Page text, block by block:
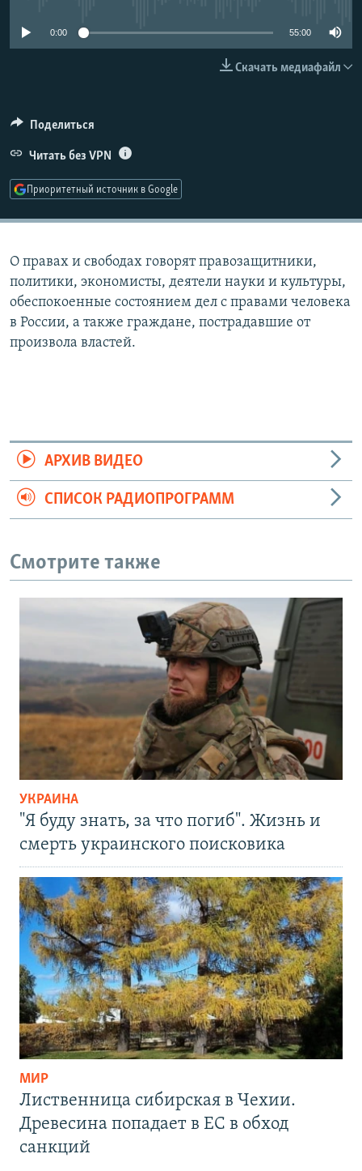
Все сайты РСЕ/РС
0:00 55:00
Скачать медиафайл
Поделиться
Читать без VPN
Приоритетный источник в Google
О правах и свободах говорят правозащитники,
политики, экономисты, деятели науки и культуры,
обеспокоенные состоянием дел с правами человека
в России, а также граждане, пострадавшие от
произвола властей.
АРХИВ ВИДЕО
СПИСОК РАДИОПРОГРАММ
Смотрите также
УКРАИНА
"Я буду знать, за что погиб". Жизнь и
смерть украинского поисковика
МИР
Лиственница сибирская в Чехии.
Древесина попадает в ЕС в обход
санкций